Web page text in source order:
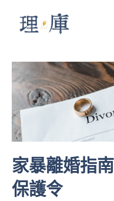
家暴離婚指
保護令